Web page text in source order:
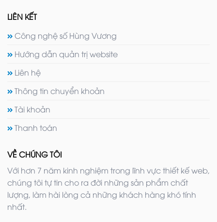
LIÊN KẾT
Công nghệ số Hùng Vương
Hướng dẫn quản trị website
Liên hệ
Thông tin chuyển khoản
Tài khoản
Thanh toán
VỀ CHÚNG TÔI
Với hơn 7 năm kinh nghiệm trong lĩnh vực thiết kế web,
chúng tôi tự tin cho ra đời những sản phẩm chất
lượng, làm hài lòng cả những khách hàng khó tính
nhất.